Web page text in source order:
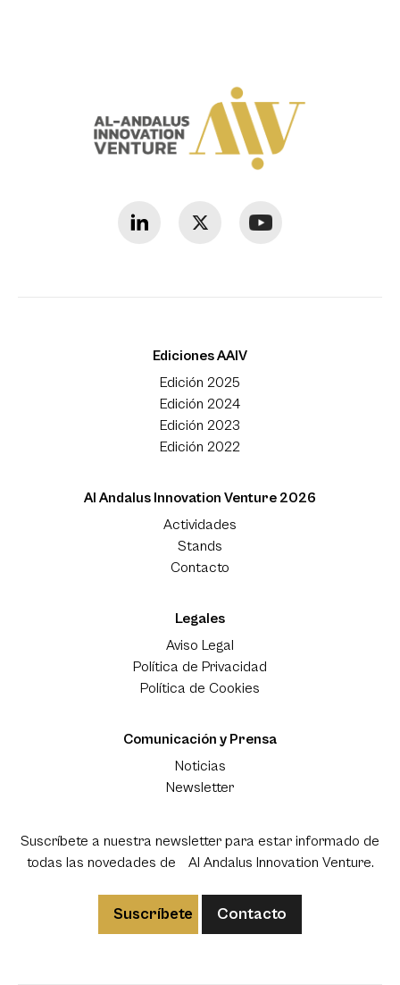
Ediciones AAIV
Edición 2025
Edición 2024
Edición 2023
Edición 2022
Al Andalus Innovation Venture 2026
Actividades
Stands
Contacto
Legales
Aviso Legal
Política de Privacidad
Política de Cookies
Comunicación y Prensa
Noticias
Newsletter
Suscríbete a nuestra newsletter para estar informado de
todas las novedades de Al Andalus Innovation Venture.
Suscríbete Contacto